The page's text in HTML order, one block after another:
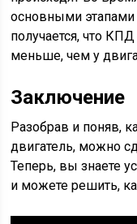
основными этапами
получается, что
меньше, чем у
Заключение
Разобрав и поняв,
двигатель, можно
Теперь, вы знаете
и можете решить,